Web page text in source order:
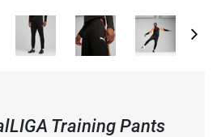
Training Pants